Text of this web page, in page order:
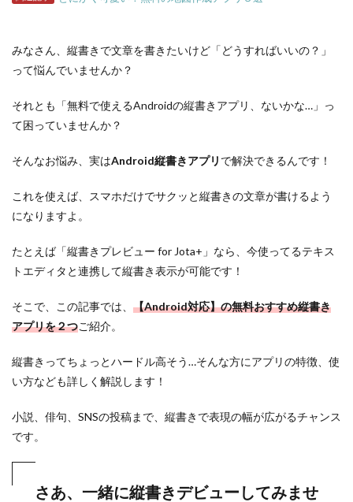
みなさん、縦書きで文章を書きたいけど「どうすればいいの？」
って悩んでいませんか？
それとも「無料で使えるAndroidの縦書きアプリ、ないかな…」っ
て困っていませんか？
そんなお悩み、実はAndroid縦書きアプリ で解決できるんです！
これを使えば、スマホだけでサクッと縦書きの文章が書けるよう
になりますよ。
たとえば「縦書きプレビュー for Jota+」なら、今使ってるテキス
トエディタと連携して縦書き表示が可能です！
そこで、この記事では、 【Android対応】の無料おすすめ縦書き
アプリを２つご紹介。
縦書きってちょっとハードル高そう…そんな方にアプリの特徴、使
い方なども詳しく解説します！
小説、俳句、SNSの投稿まで、縦書きで表現の幅が広がるチャンス
です。
さあ、一緒に縦書きデビューしてみませ